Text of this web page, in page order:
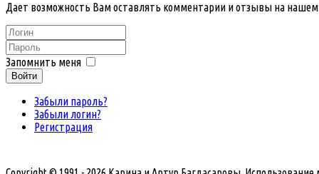
Дает возможность Вам оставлять комментарии и отзывы на нашем
Запомнить меня
Войти
Забыли пароль?
Забыли логин?
Регистрация